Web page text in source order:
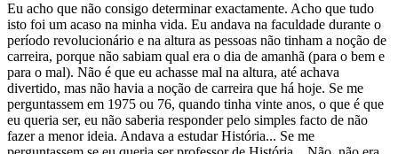
Eu acho que não consigo determinar exactamente. Acho que tudo
isto foi um acaso na minha vida. Eu andava na faculdade durante o
período revolucionário e na altura as pessoas não tinham a noção de
carreira, porque não sabiam qual era o dia de amanhã (para o bem e
para o mal). Não é que eu achasse mal na altura, até achava
divertido, mas não havia a noção de carreira que há hoje. Se me
perguntassem em 1975 ou 76, quando tinha vinte anos, o que é que
eu queria ser, eu não saberia responder pelo simples facto de não
fazer a menor ideia. Andava a estudar História... Se me